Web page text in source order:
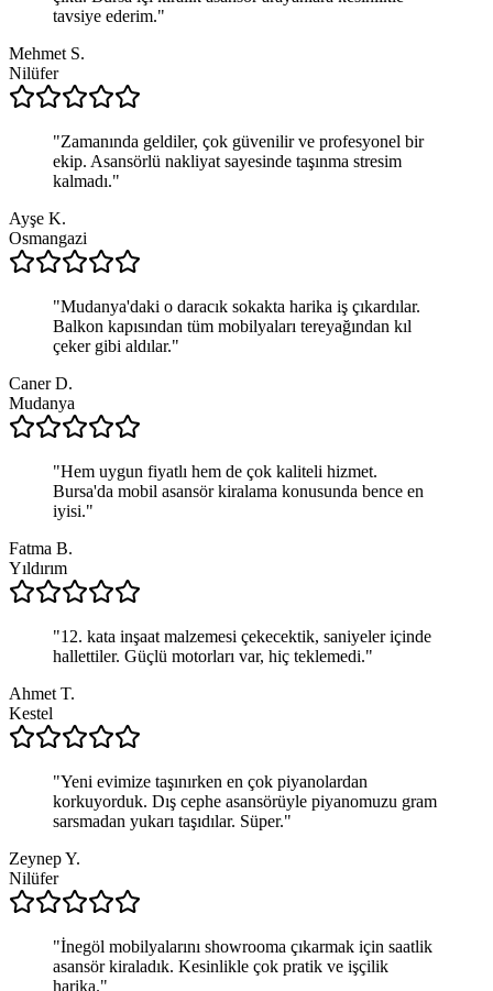
tavsiye ederim."
Mehmet S.
Nilüfer
"Zamanında geldiler, çok güvenilir ve profesyonel bir
ekip. Asansörlü nakliyat sayesinde taşınma stresim
kalmadı."
Ayşe K.
Osmangazi
"Mudanya'daki o daracık sokakta harika iş çıkardılar.
Balkon kapısından tüm mobilyaları tereyağından kıl
çeker gibi aldılar."
Caner D.
Mudanya
"Hem uygun fiyatlı hem de çok kaliteli hizmet.
Bursa'da mobil asansör kiralama konusunda bence en
iyisi."
Fatma B.
Yıldırım
"12. kata inşaat malzemesi çekecektik, saniyeler içinde
hallettiler. Güçlü motorları var, hiç teklemedi."
Ahmet T.
Kestel
"Yeni evimize taşınırken en çok piyanolardan
korkuyorduk. Dış cephe asansörüyle piyanomuzu gram
sarsmadan yukarı taşıdılar. Süper."
Zeynep Y.
Nilüfer
"İnegöl mobilyalarını showrooma çıkarmak için saatlik
asansör kiraladık. Kesinlikle çok pratik ve işçilik
harika."